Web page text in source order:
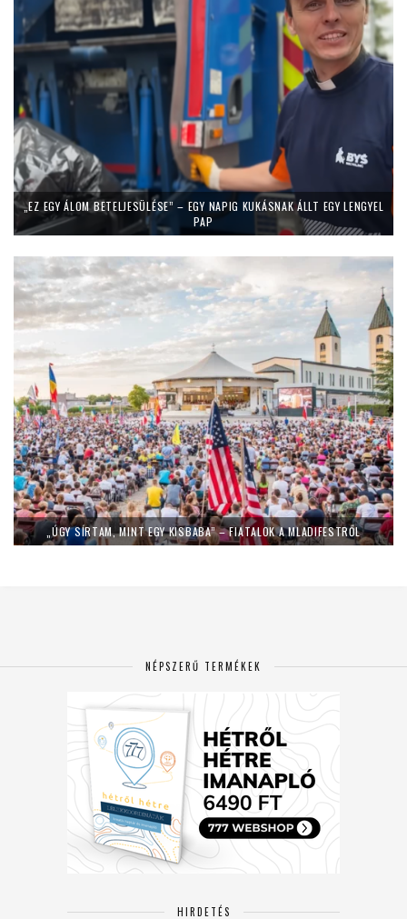
„EZ EGY ÁLOM BETELJESÜLÉSE” – EGY NAPIG KUKÁSNAK ÁLLT EGY LENGYEL
PAP
„ÚGY SÍRTAM, MINT EGY KISBABA” – FIATALOK A MLADIFESTRŐL
NÉPSZERŰ TERMÉKEK
HIRDETÉS